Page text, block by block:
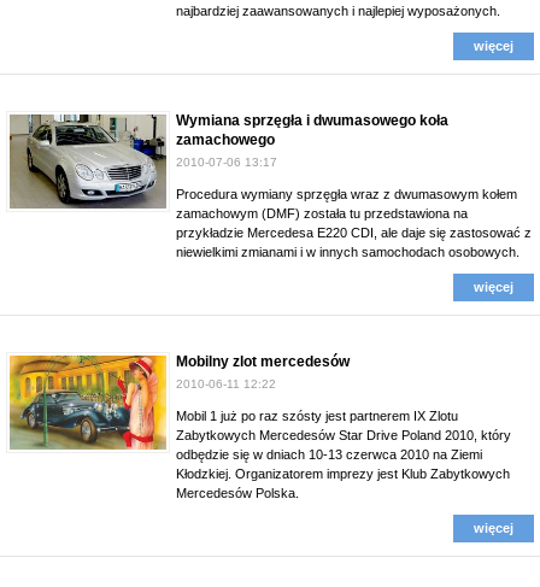
najbardziej zaawansowanych i najlepiej wyposażonych.
więcej
Wymiana sprzęgła i dwumasowego koła
zamachowego
2010-07-06 13:17
Procedura wymiany sprzęgła wraz z dwumasowym kołem
zamachowym (DMF) została tu przedstawiona na
przykładzie Mercedesa E220 CDI, ale daje się zastosować z
niewielkimi zmianami i w innych samochodach osobowych.
więcej
Mobilny zlot mercedesów
2010-06-11 12:22
Mobil 1 już po raz szósty jest partnerem IX Zlotu
Zabytkowych Mercedesów Star Drive Poland 2010, który
odbędzie się w dniach 10-13 czerwca 2010 na Ziemi
Kłodzkiej. Organizatorem imprezy jest Klub Zabytkowych
Mercedesów Polska.
więcej